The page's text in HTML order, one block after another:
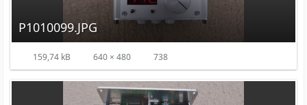
P1010099.JPG
159,74 kB 640 × 480 738